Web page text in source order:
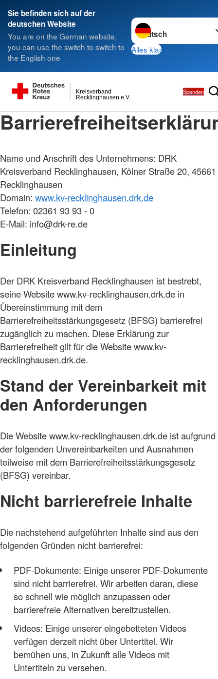
Sie befinden sich auf der
deutschen Website
You are on the German website,
you can use the switch to switch to
the English one
Sprache wechseln zu
Alles klar
Recklinghausen e.V.
Kreisverband Spenden
Name und Anschrift des Unternehmens: DRK
Kreisverband Recklinghausen, Kölner Straße 20, 45661
Recklinghausen
Domain: www.kv-recklinghausen.drk.de
Telefon: 02361 93 93 - 0
E-Mail: info@drk-re.de
Einleitung
Der DRK Kreisverband Recklinghausen ist bestrebt,
seine Website www.kv-recklinghausen.drk.de in
Übereinstimmung mit dem
Barrierefreiheitsstärkungsgesetz (BFSG) barrierefrei
zugänglich zu machen. Diese Erklärung zur
Barrierefreiheit gilt für die Website www.kv-
recklinghausen.drk.de.
Stand der Vereinbarkeit mit
den Anforderungen
Die Website www.kv-recklinghausen.drk.de ist aufgrund
der folgenden Unvereinbarkeiten und Ausnahmen
teilweise mit dem Barrierefreiheitsstärkungsgesetz
(BFSG) vereinbar.
Nicht barrierefreie Inhalte
Die nachstehend aufgeführten Inhalte sind aus den
folgenden Gründen nicht barrierefrei:
PDF-Dokumente: Einige unserer PDF-Dokumente
sind nicht barrierefrei. Wir arbeiten daran, diese
so schnell wie möglich anzupassen oder
barrierefreie Alternativen bereitzustellen.
Videos: Einige unserer eingebetteten Videos
verfügen derzeit nicht über Untertitel. Wir
bemühen uns, in Zukunft alle Videos mit
Untertiteln zu versehen.